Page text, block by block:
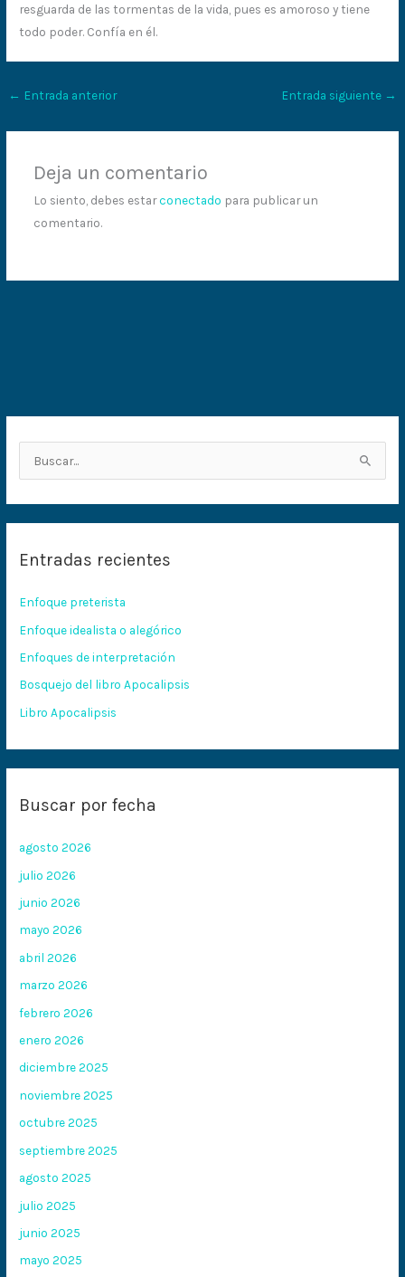
resguarda de las tormentas de la vida, pues es amoroso y tiene
todo poder. Confía en él.
← Entrada anterior Entrada siguiente →
Deja un comentario
Lo siento, debes estarconectado para publicar un
comentario.
a
p
o
r
:
Entradas recientes
Enfoque preterista
Enfoque idealista o alegórico
Enfoques de interpretación
Bosquejo del libro Apocalipsis
Libro Apocalipsis
Buscar por fecha
agosto 2026
julio 2026
junio 2026
mayo 2026
abril 2026
marzo 2026
febrero 2026
enero 2026
diciembre 2025
noviembre 2025
octubre 2025
septiembre 2025
agosto 2025
julio 2025
junio 2025
mayo 2025